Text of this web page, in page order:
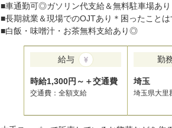
■車通勤可◎ガソリン代支給＆無料駐車場あり
■長期就業＆現場でのOJTあり＊困ったこと
■白飯・味噌汁・お茶無料支給あり◎
給与
時給1,300円～＋交通費
交通費：全額支給
勤
埼玉
埼玉県大里